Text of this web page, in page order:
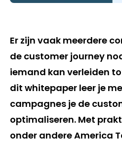
Er zijn vaak meerdere
de customer journey
iemand kan verleiden
dit whitepaper leer je
campagnes je de
optimaliseren. Met
onder andere America